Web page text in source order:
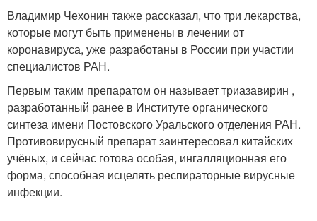
Владимир Чехонин также рассказал, что три лекарства,
которые могут быть применены в лечении от
коронавируса, уже разработаны в России при участии
специалистов РАН.
Первым таким препаратом он называет триазавирин ,
разработанный ранее в Институте органического
синтеза имени Постовского Уральского отделения РАН.
Противовирусный препарат заинтересовал китайских
учёных, и сейчас готова особая, ингалляционная его
форма, способная исцелять респираторные вирусные
инфекции.